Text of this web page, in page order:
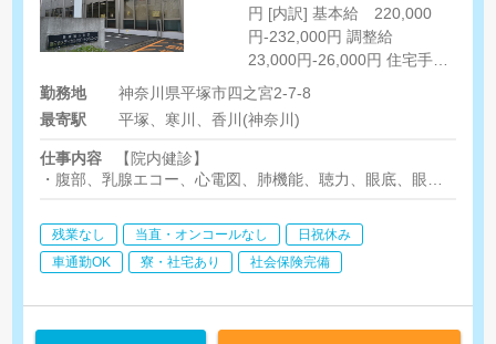
円 [内訳] 基本給 220,000
円-232,000円 調整給
23,000円-26,000円 住宅手
当 5,000円-10,000円 ＜非常
勤＞ ・巡回健診（心電図検
査） 【時給】1,700円 [その
出手当（朝7時前からの勤務
日勤務時） ・院内健診（腹
部・乳腺エコー） 【時給】
3,000円
勤務地
神奈川県平塚市四之宮2-7-8
最寄駅
平塚、寒川、香川(神奈川)
仕事内容
【院内健診】
・腹部、乳腺エコー、心電図、肺機能、聴力、眼底、眼圧、血圧
【巡回健診】
・心電図、聴力検査補助、眼底検査
※眼底検査に関しては不可でも構いません。
残業なし 当直・オンコールなし
日祝休み
車通勤OK
寮・社宅あり 社会保険完備